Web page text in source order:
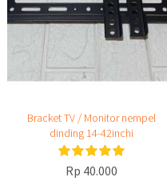
Bracket TV / Monitor nempel
dinding 14-42inchi
Rp 40.000